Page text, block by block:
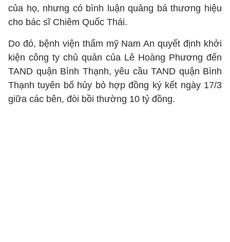
của họ, nhưng có bình luận quảng bá thương hiệu
cho bác sĩ Chiêm Quốc Thái.
Do đó, bệnh viện thẩm mỹ Nam An quyết định khởi
kiện công ty chủ quản của Lê Hoàng Phương đến
TAND quận Bình Thạnh, yêu cầu TAND quận Bình
Thạnh tuyên bố hủy bỏ hợp đồng ký kết ngày 17/3
giữa các bên, đòi bồi thường 10 tỷ đồng.